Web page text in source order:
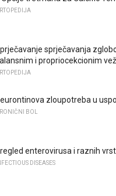
sprječavanja
i propriocekcionim
zloupotreba u
BOL
enterovirusa i raznih
DISEASES